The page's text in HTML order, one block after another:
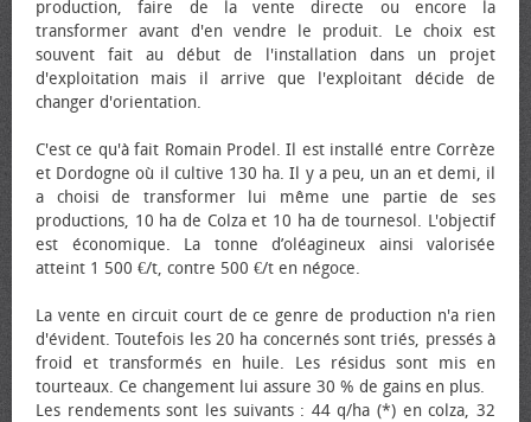
production, faire de la vente directe ou encore la
transformer avant d'en vendre le produit. Le choix est
souvent fait au début de l'installation dans un projet
d'exploitation mais il arrive que l'exploitant décide de
changer d'orientation.
C'est ce qu'à fait Romain Prodel. Il est installé entre Corrèze
et Dordogne où il cultive 130 ha. Il y a peu, un an et demi, il
a choisi de transformer lui même une partie de ses
productions, 10 ha de Colza et 10 ha de tournesol. L'objectif
est économique. La tonne d’oléagineux ainsi valorisée
atteint 1 500 €/t, contre 500 €/t en négoce.
La vente en circuit court de ce genre de production n'a rien
d'évident. Toutefois les 20 ha concernés sont triés, pressés à
froid et transformés en huile. Les résidus sont mis en
tourteaux. Ce changement lui assure 30 % de gains en plus.
Les rendements sont les suivants : 44 q/ha (*) en colza, 32